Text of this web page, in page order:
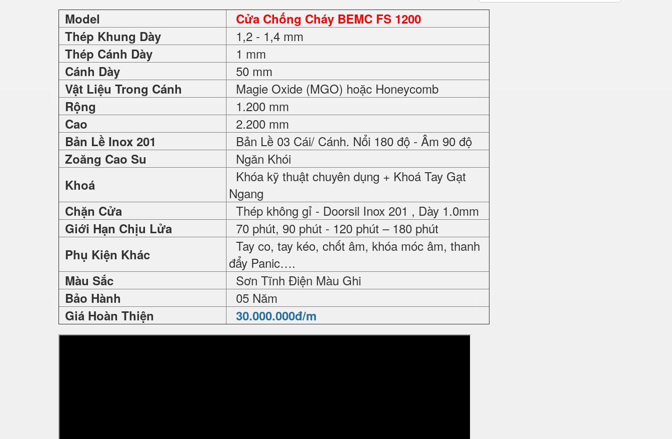
Model
Cửa Chống Cháy BEMC FS 1200
Thép Khung Dày
1,2 - 1,4 mm
Thép Cánh Dày 1 mm
Cánh Dày 50 mm
Vật Liệu Trong Cánh Magie Oxide (MGO) hoặc Honeycomb
Rộng 1.200 mm
Cao 2.200 mm
Bản Lề Inox 201 Bản Lề 03 Cái/ Cánh. Nổi 180 độ - Âm 90 độ
Zoăng Cao Su Ngăn Khói
Khoá
Khóa kỹ thuật chuyên dụng + Khoá Tay Gạt
Ngang
Chặn Cửa Thép không gỉ - Doorsil Inox 201 , Dày 1.0mm
Giới Hạn Chịu Lửa 70 phút, 90 phút - 120 phút – 180 phút
Phụ Kiện Khác
Tay co, tay kéo, chốt âm, khóa móc âm, thanh
đẩy Panic….
Màu Sắc Sơn Tĩnh Điện Màu Ghi
Bảo Hành 05 Năm
Giá Hoàn Thiện 30.000.000đ/m